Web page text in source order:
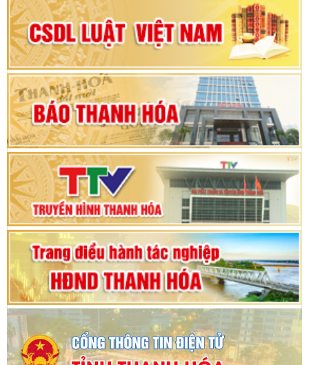
Đại hội Đảng bộ xã Yên Ninh lần thứ nhất,
nhiệm kỳ 2025 - 2030
Khai mạc Kỳ họp bất thường lần thứ 9, Quốc
hội khóa XV
Phiên thảo luận Kỳ họp thứ 24, HĐND tỉnh
Thanh Hóa khóa XVIII, nhiệm kỳ 2021 - 2026
Bế mạc Kỳ họp thứ hai bốn, Hội đồng nhân dân
tỉnh khoá XVIII